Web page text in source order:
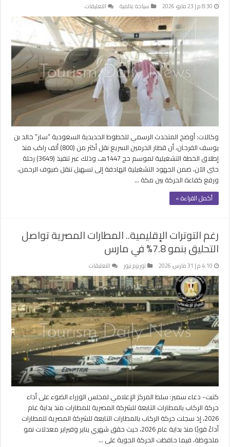
8:30 م | 23 مايو، 2026 سياحة عالمية التعليقات
قطار
الحرمين
السريع
ينقل
أكثر
من
800
ألف
راكب
منذ
إطلاق
خطة
حج
1447هـ
مغلقة
وكالات: أوضح المتحدث الرسمي للخطوط الحديدية السعودية “سار” خالد بن
يوسف الفرحان، أن قطار الحرمين السريع نقل أكثر من (800) ألف راكب منذ
إطلاق الخطة التشغيلية لموسم حج 1447هـ، وذلك عبر تنفيذ (3649) رحلة
حتى الآن، ضمن الجهود التشغيلية الهادفة إلى تسهيل تنقل ضيوف الرحمن،
ورفع كفاءة الحركة بين مكة …
أكمل القراءة »
رغم التوترات الإقليمية.. المطارات المصرية تواصل
التحليق بنمو 7.8% في مارس
4:10 م | 31 مارس، 2026 توريزم نيوز التعليقات
رغم
التوترات
الإقليمية..
المطارات
المصرية
تواصل
التحليق
بنمو
7.8%
في
مارس
مغلقة
كتبت- دعاء سمير: سلط المركز الإعلامي لمجلس الوزراء الضوء على أداء
حركة الركاب بالمطارات التابعة للشركة المصرية للمطارات منذ بداية عام
2026، إذ سجلت حركة الركاب بالمطارات التابعة للشركة المصرية للمطارات
أداءً قويًا منذ بداية عام 2026، حيث حقق شهري يناير وفبراير معدلات نمو
ملحوظة، فيما حافظت الحركة الجوية على …